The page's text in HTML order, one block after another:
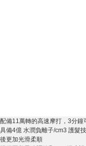
配備11萬轉的高速摩打，3分鐘
具備4億 水潤負離子/cm3 護髮
後更加光滑柔順